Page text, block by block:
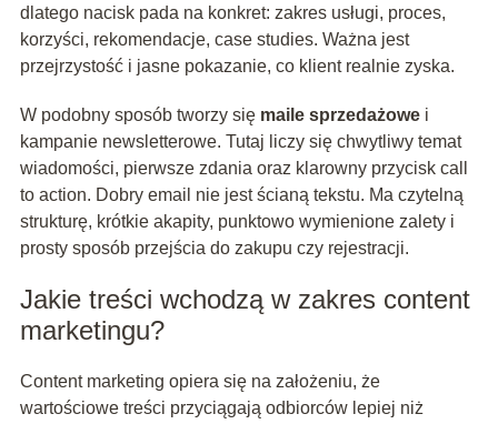
dlatego nacisk pada na konkret: zakres usługi, proces,
korzyści, rekomendacje, case studies. Ważna jest
przejrzystość i jasne pokazanie, co klient realnie zyska.
W podobny sposób tworzy się maile sprzedażowei
kampanie newsletterowe. Tutaj liczy się chwytliwy temat
wiadomości, pierwsze zdania oraz klarowny przycisk call
to action. Dobry email nie jest ścianą tekstu. Ma czytelną
strukturę, krótkie akapity, punktowo wymienione zalety i
prosty sposób przejścia do zakupu czy rejestracji.
Jakie treści wchodzą w zakres content
marketingu?
Content marketing opiera się na założeniu, że
wartościowe treści przyciągają odbiorców lepiej niż